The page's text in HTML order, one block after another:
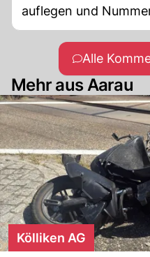
auflegen und
Zeit sind alle
Nummer, Nur die
immer. Meist sind
Anbieter,
Alle
Mehr aus Aarau
Kölliken AG